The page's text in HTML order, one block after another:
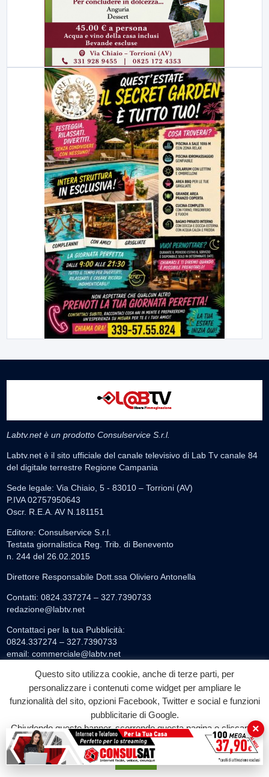
Labtv.net è un prodotto Consulservice S.r.l.
Labtv.net è il sito ufficiale del canale televisivo di Lab Tv canale 84
del digitale terrestre Regione Campania
Sede legale: Via Chiaio, 5 - 83010 – Torrioni (AV)
P.IVA 02757950643
Oscr. R.E.A. AV N.181151
Editore: Consulservice S.r.l.
Testata giornalistica Reg. Trib. di Benevento
n. 244 del 26.02.2015
Direttore Responsabile Dott.ssa Oliviero Antonella
Contatti: 0824.337274 – 327.7390733
redazione@labtv.net
Contattaci per la tua Pubblicità:
0824.337274 – 327.7390733
email: commerciale@labtv.net
LABTV
Privacy Policy
Programmi TV
Speciale LabTv
Questo sito utilizza cookie, anche di terze parti, per
personalizzare i contenuti come widget per ampliare le
funzionalità del sito, opzioni Facebook, Twitter e social e funzioni
pubblicitarie di Google.
Chiudendo questo banner, scorrendo questa pagina o cliccando
su qualunque suo elemento acconsenti all'uso dei cookie.
Accetta
×